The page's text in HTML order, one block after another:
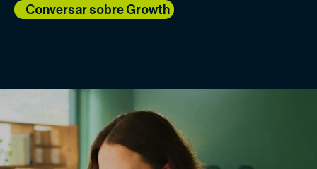
Conversar sobre Growth